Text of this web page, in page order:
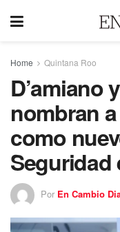
Home Quintana Roo
D’amiano
nombran
como
Seguridad
Por En Cambio